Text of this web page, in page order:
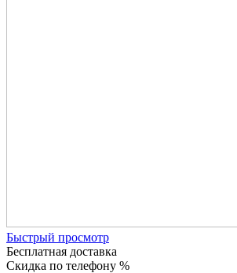
Быстрый просмотр
Бесплатная доставка
Скидка по телефону %